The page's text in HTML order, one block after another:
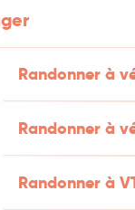
Randonner à
Randonner à
Randonner à